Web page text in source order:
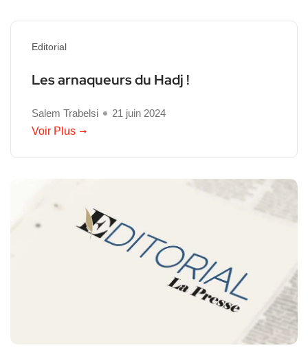
Editorial
Les arnaqueurs du Hadj !
Salem Trabelsi
21 juin 2024
Voir Plus